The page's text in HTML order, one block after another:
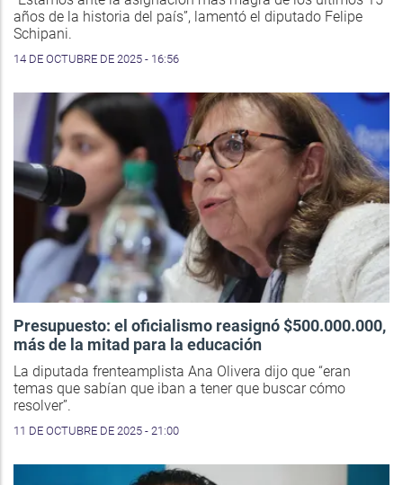
años de la historia del país”, lamentó el diputado Felipe
Schipani.
14 DE OCTUBRE DE 2025 - 16:56
Presupuesto: el oficialismo reasignó $500.000.000,
más de la mitad para la educación
La diputada frenteamplista Ana Olivera dijo que “eran
temas que sabían que iban a tener que buscar cómo
resolver”.
11 DE OCTUBRE DE 2025 - 21:00